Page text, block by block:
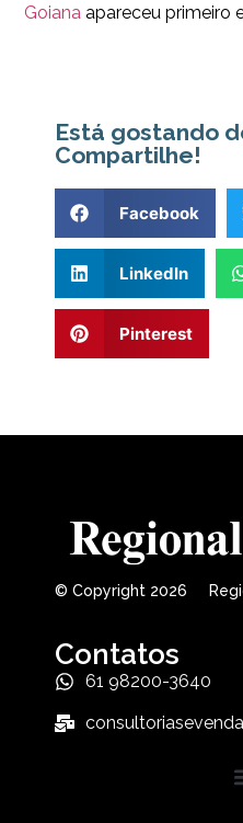
Goiana apareceu primeiro
Está gostando
Compartilhe!
Facebook
LinkedIn
Pinterest
© Copyright 2026
Contatos
61 98200-3640